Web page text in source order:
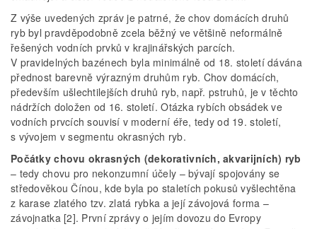
Z výše uvedených zpráv je patrné, že chov domácích druhů
ryb byl pravděpodobně zcela běžný ve většině neformálně
řešených vodních prvků v krajinářských parcích.
V pravidelných bazénech byla minimálně od 18. století dávána
přednost barevně výrazným druhům ryb. Chov domácích,
především ušlechtilejších druhů ryb, např. pstruhů, je v těchto
nádržích doložen od 16. století. Otázka rybích obsádek ve
vodních prvcích souvisí v moderní éře, tedy od 19. století,
s vývojem v segmentu okrasných ryb.
Počátky chovu okrasných (dekorativních, akvarijních) ryb
– tedy chovu pro nekonzumní účely – bývají spojovány se
středověkou Čínou, kde byla po staletích pokusů vyšlechtěna
z karase zlatého tzv. zlatá rybka a její závojová forma –
závojnatka [2]. První zprávy o jejím dovozu do Evropy